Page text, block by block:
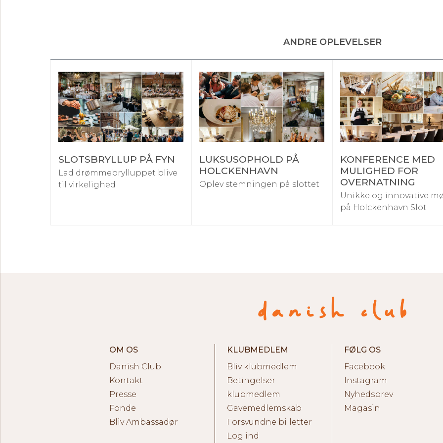
ANDRE OPLEVELSER
SLOTSBRYLLUP PÅ FYN
Lad drømmebrylluppet blive
til virkelighed
LUKSUSOPHOLD PÅ
HOLCKENHAVN
Oplev stemningen på slottet
KONFERENCE MED
MULIGHED FOR
OVERNATNING
Unikke og innovative
på Holckenhavn Slot
OM OS
Danish Club
Kontakt
Presse
Fonde
Bliv Ambassadør
KLUBMEDLEM
Bliv klubmedlem
Betingelser
klubmedlem
Gavemedlemskab
Forsvundne billetter
Log ind
FØLG OS
Facebook
Instagram
Nyhedsbrev
Magasin